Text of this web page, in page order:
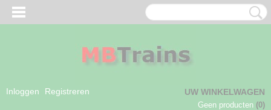
Inloggen Registreren UW WINKELWAGEN
Geen producten (0)